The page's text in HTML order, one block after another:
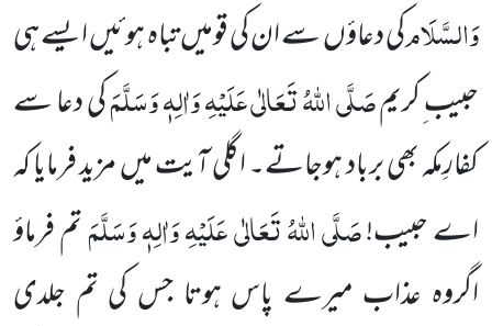
وَالسَّلَامکیدعاؤں سے ان کی قومیں تباہ ہوئیں ایسے ہی
حبیب ِکریمصَلَّی اللہُ تَعَالٰی عَلَیْہِ وَاٰلِہٖ وَسَلَّمَکی دعا سے
کفارِمکہ بھی برباد ہوجاتے۔ اگلی آیت میں مزید فرمایا کہ
اے حبیب!صَلَّی اللہُ تَعَالٰی عَلَیْہِ وَاٰلِہٖ وَسَلَّمَتم فرماؤ
اگروہ عذاب میرے پاس ہوتا جس کی تم جلدی